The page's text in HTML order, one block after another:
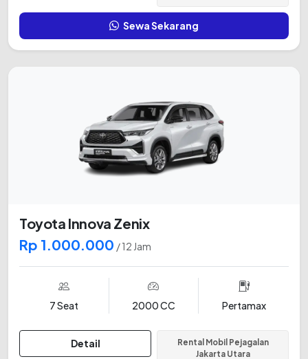
Sewa Sekarang
Toyota Innova Zenix
Rp 1.000.000 / 12 Jam
7 Seat 2000 CC Pertamax
Detail
Rental Mobil Pejagalan
Jakarta Utara